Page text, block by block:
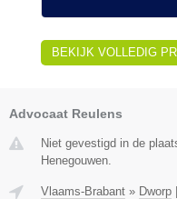
BEKIJK VOLLEDIG
Advocaat Reulens
Niet gevestigd in de
Henegouwen.
Vlaams-Brabant » Dworp